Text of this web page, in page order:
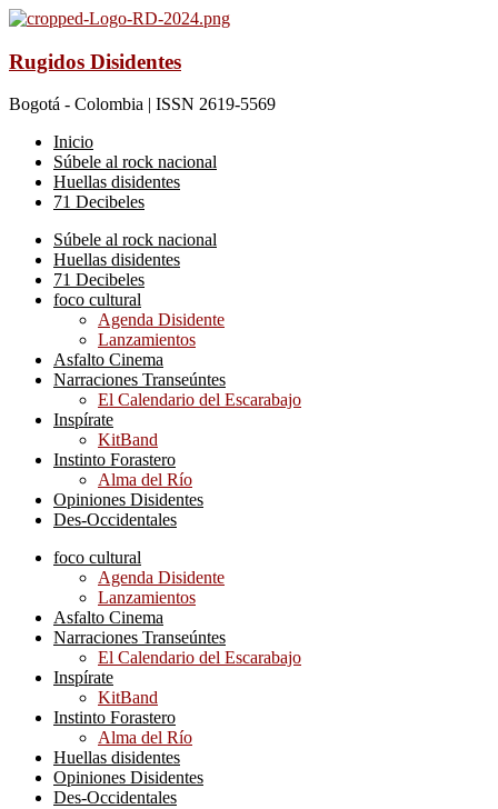
Rugidos Disidentes
Bogotá - Colombia | ISSN 2619-5569
Inicio
Súbele al rock nacional
Huellas disidentes
71 Decibeles
Súbele al rock nacional
Huellas disidentes
71 Decibeles
foco cultural
Agenda Disidente
Lanzamientos
Asfalto Cinema
Narraciones Transeúntes
El Calendario del Escarabajo
Inspírate
KitBand
Instinto Forastero
Alma del Río
Opiniones Disidentes
Des-Occidentales
foco cultural
Agenda Disidente
Lanzamientos
Asfalto Cinema
Narraciones Transeúntes
El Calendario del Escarabajo
Inspírate
KitBand
Instinto Forastero
Alma del Río
Huellas disidentes
Opiniones Disidentes
Des-Occidentales